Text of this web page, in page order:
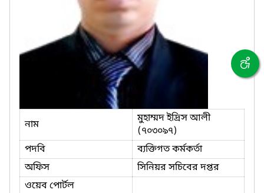
নাম
মুহাম্মদ ইদ্রিস আলী
(৭০৩০৯৭)
পদবি
ব্যক্তিগত কর্মকর্তা
অফিস
সিনিয়র সচিবের দপ্তর
ওয়েব পোর্টল